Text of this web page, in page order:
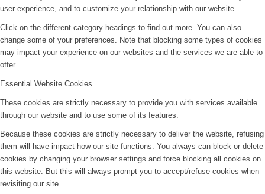
user experience, and to customize your relationship with our website.
Click on the different category headings to find out more. You can also
change some of your preferences. Note that blocking some types of cookies
may impact your experience on our websites and the services we are able to
offer.
Essential Website Cookies
These cookies are strictly necessary to provide you with services available
through our website and to use some of its features.
Because these cookies are strictly necessary to deliver the website, refusing
them will have impact how our site functions. You always can block or delete
cookies by changing your browser settings and force blocking all cookies on
this website. But this will always prompt you to accept/refuse cookies when
revisiting our site.